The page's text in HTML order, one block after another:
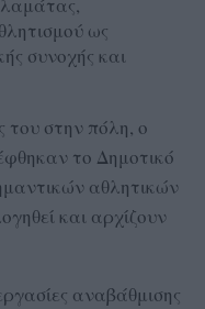
ως
συνοχής και
του στην πόλη, ο
το Δημοτικό
αθλητικών
και αρχίζουν
αναβάθμισης